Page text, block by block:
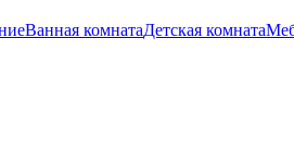
Ванная комнатаДетская комната